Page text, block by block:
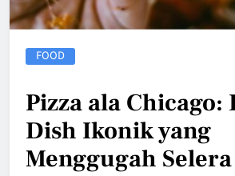
FOOD
Pizza ala Chicago:
Dish Ikonik yang
Menggugah Selera